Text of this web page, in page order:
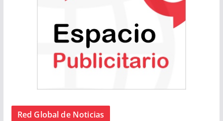
Red Global de Noticias